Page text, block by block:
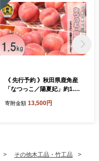
《 先行予約 》秋田県鹿角産
「なつっこ／陽夏妃」約1.5k
月下旬発送開始【由右衛門果
寄附金額 13,500円
その他木工品・竹工品